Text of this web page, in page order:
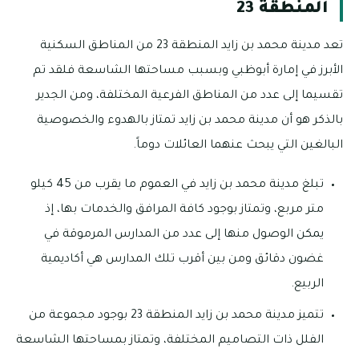
المنطقة 23
تعد مدينة محمد بن زايد المنطقة 23 من المناطق السكنية
الأبرز في إمارة أبوظبي وبسبب مساحتها الشاسعة فلقد تم
تقسيما إلى عدد من المناطق الفرعية المختلفة، ومن الجدير
بالذكر هو أن مدينة محمد بن زايد تمتاز بالهدوء والخصوصية
البالغين التي يبحث عنهما العائلات دوماً.
تبلغ مدينة محمد بن زايد في العموم ما يقرب من 45 كيلو
متر مربع، وتمتاز بوجود كافة المرافق والخدمات بها، إذ
يمكن الوصول منها إلى عدد من المدارس المرموقة في
غضون دقائق ومن بين أقرب تلك المدارس هي أكاديمية
الربيع.
تتميز مدينة محمد بن زايد المنطقة 23 بوجود مجموعة من
الفلل ذات التصاميم المختلفة، وتمتاز بمساحتها الشاسعة